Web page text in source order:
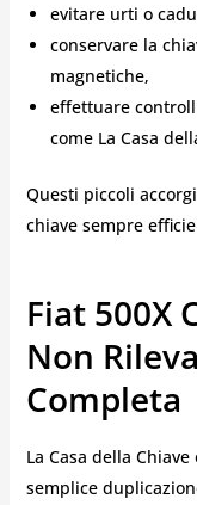
evitare urti o
conservare la
magnetiche,
effettuare
come La Casa
Questi piccoli
chiave sempre
Fiat 500X
Non
Completa
La Casa della
semplice